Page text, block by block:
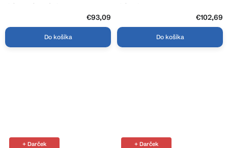
sifón, chrómový biela, 40107070
€93,09
Do košíka
sifón, biela, 40108080
€102,69
Do košíka
+ Darček
+ Darček